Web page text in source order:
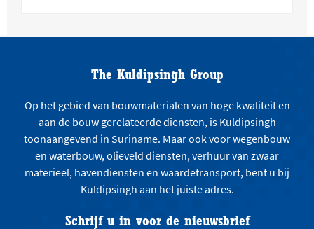
The Kuldipsingh Group
Op het gebied van bouwmaterialen van hoge kwaliteit en
aan de bouw gerelateerde diensten, is Kuldipsingh
toonaangevend in Suriname. Maar ook voor wegenbouw
en waterbouw, olieveld diensten, verhuur van zwaar
materieel, havendiensten en waardetransport, bent u bij
Kuldipsingh aan het juiste adres.
Schrijf u in voor de nieuwsbrief